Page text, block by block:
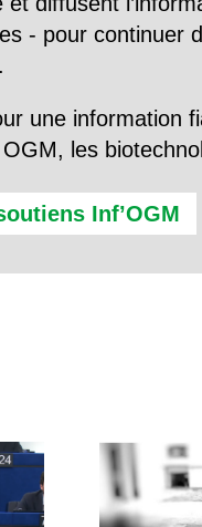
- pour continuer
une information
les
Inf’OGM